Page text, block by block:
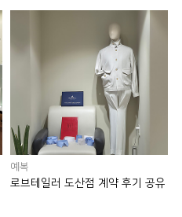
예복
로브테일러 도산점 계약 후기 공유